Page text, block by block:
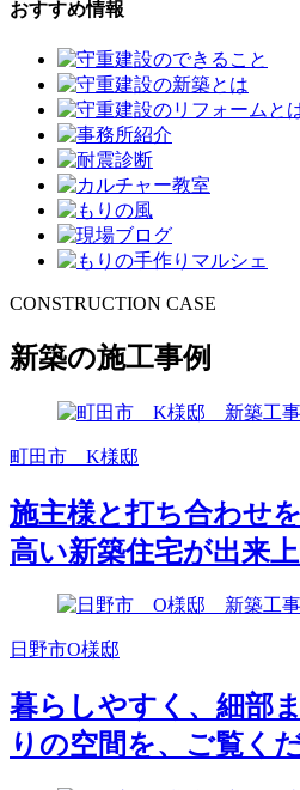
おすすめ情報
CONSTRUCTION CASE
新築の施工事例
町田市 K様邸
施主様と打ち合わせ
高い新築住宅が出来
日野市O様邸
暮らしやすく、細部
りの空間を、ご覧く